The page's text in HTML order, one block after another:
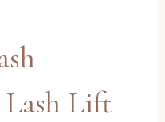
Lash Lift